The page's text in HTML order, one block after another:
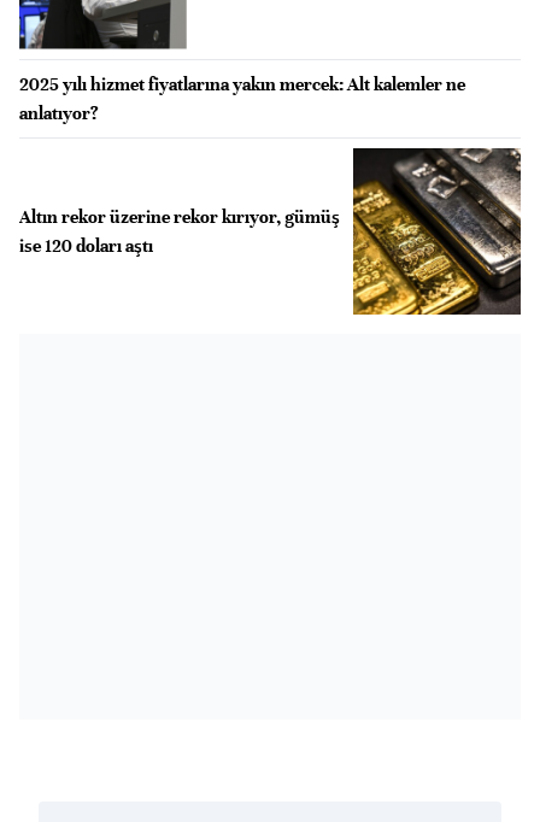
2025 yılı hizmet fiyatlarına yakın mercek: Alt kalemler ne
anlatıyor?
Altın rekor üzerine rekor kırıyor, gümüş
ise 120 doları aştı